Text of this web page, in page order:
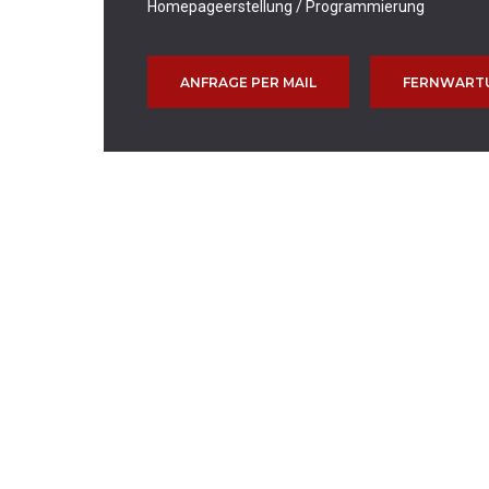
Homepageerstellung / Programmierung
ANFRAGE PER MAIL